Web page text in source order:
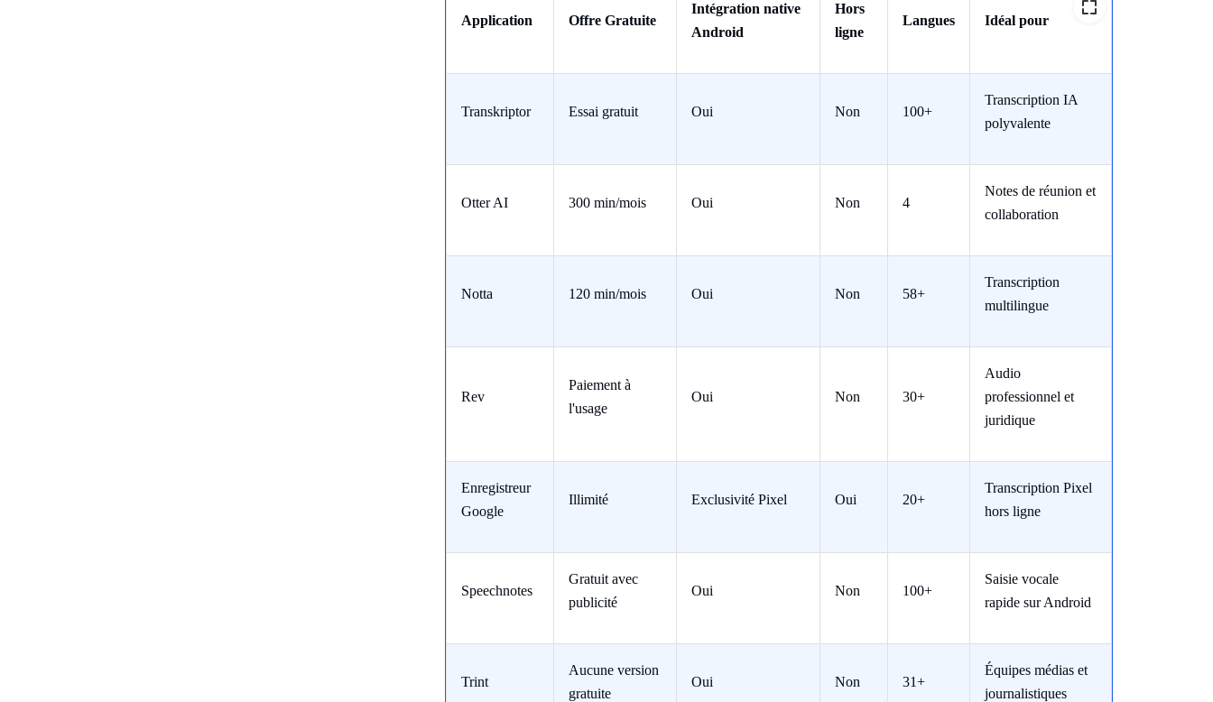
Application Offre Gratuite
Intégration native
Android
Hors
ligne
Langues Idéal pour
Transkriptor Essai gratuit Oui Non 100+
Transcription IA
polyvalente
Otter AI 300 min/mois Oui Non 4
Notes de réunion et
collaboration
Notta 120 min/mois Oui Non 58+
Transcription
multilingue
Rev
Paiement à
l'usage
Oui Non 30+
Audio
professionnel et
juridique
Enregistreur
Google
Illimité Exclusivité Pixel Oui 20+
Transcription Pixel
hors ligne
Speechnotes
Gratuit avec
publicité
Oui Non 100+
Saisie vocale
rapide sur Android
Trint
Aucune version
gratuite
Oui Non 31+
Équipes médias et
journalistiques